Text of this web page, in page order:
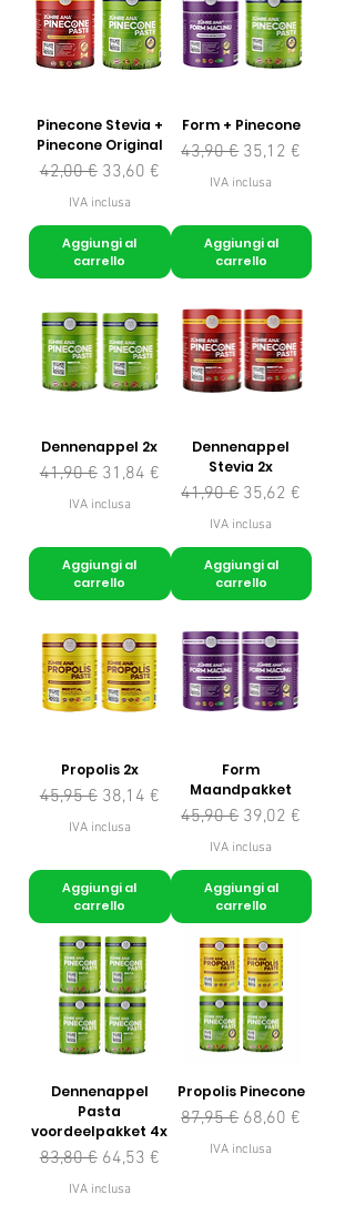
Pinecone Stevia +
Pinecone Original
Prezzo regolare
42,00 € Prezzo scontato
33,60 €
IVA inclusa
Aggiungi al
carrello
Form + Pinecone
Prezzo regolare
43,90 € Prezzo scontato
35,12 €
IVA inclusa
Aggiungi al
carrello
Dennenappel 2x
Prezzo regolare
41,90 € Prezzo scontato
31,84 €
IVA inclusa
Aggiungi al
carrello
Dennenappel
Stevia 2x
Prezzo regolare
41,90 € Prezzo scontato
35,62 €
IVA inclusa
Aggiungi al
carrello
Propolis 2x
Prezzo regolare
45,95 € Prezzo scontato
38,14 €
IVA inclusa
Aggiungi al
carrello
Form
Maandpakket
Prezzo regolare
45,90 € Prezzo scontato
39,02 €
IVA inclusa
Aggiungi al
carrello
Dennenappel
Pasta
voordeelpakket 4x
Prezzo regolare
83,80 € Prezzo scontato
64,53 €
IVA inclusa
Propolis Pinecone
Prezzo regolare
87,95 € Prezzo scontato
68,60 €
IVA inclusa